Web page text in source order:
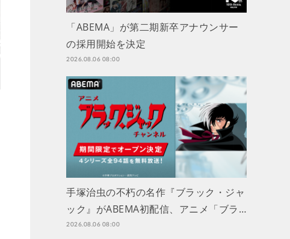
「ABEMA」が第二期新卒アナウンサー
の採用開始を決定
2026.08.06 08:00
手塚治虫の不朽の名作『ブラック・ジャ
ック』がABEMA初配信、アニメ「ブラ…
2026.08.06 08:00